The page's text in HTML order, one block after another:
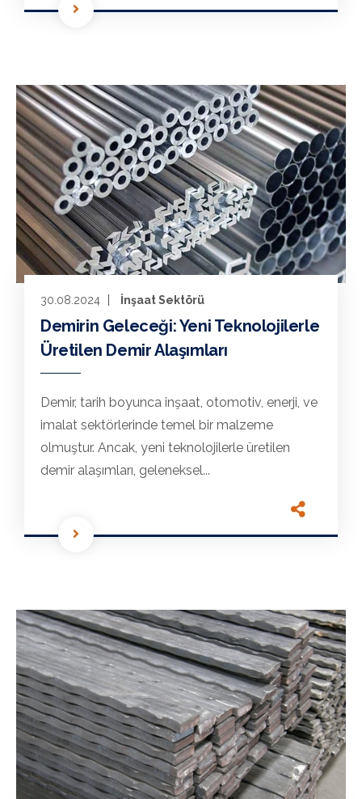
30.08.2024 İnşaat Sektörü
Demirin Geleceği: Yeni Teknolojilerle
Üretilen Demir Alaşımları
Demir, tarih boyunca inşaat, otomotiv, enerji, ve
imalat sektörlerinde temel bir malzeme
olmuştur. Ancak, yeni teknolojilerle üretilen
demir alaşımları, geleneksel...